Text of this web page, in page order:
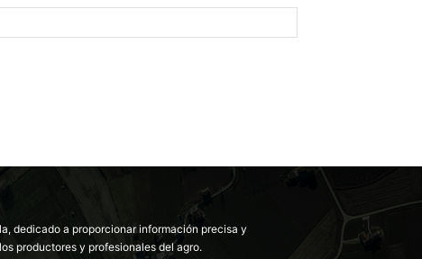
dedicado a proporcionar información precisa y
productores y profesionales del agro.